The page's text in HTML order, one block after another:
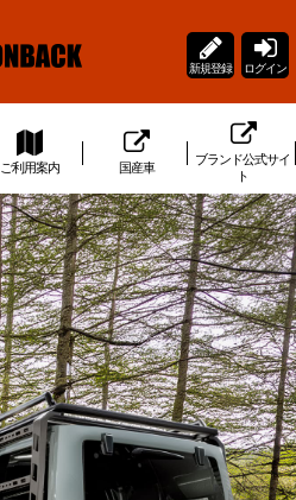
新規登録 ログイン
ご利用案内 国産車
ブランド公式サイ
ト